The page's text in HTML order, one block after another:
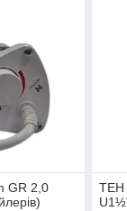
GR 2,0
ТЕН